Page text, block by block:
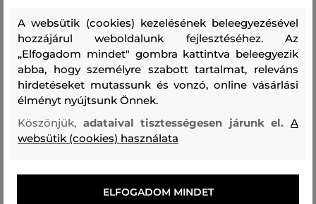
119 990 Ft
83 990 Ft
Elérhető méretek:
M, L, XL, XXL
85 990 Ft
60 190 Ft
Elérhető méretek:
48 , 52 54 56 +2 további
A websütik (cookies) kezelésének beleegyezésével
hozzájárul weboldalunk fejlesztéséhez. Az
„Elfogadom mindet" gombra kattintva beleegyezik
abba, hogy személyre szabott tartalmat, releváns
hirdetéseket mutassunk és vonzó, online vásárlási
élményt nyújtsunk Önnek.
Köszönjük, adataival tisztességesen járunk el.A
websütik (cookies) használata
ELFOGADOM MINDET